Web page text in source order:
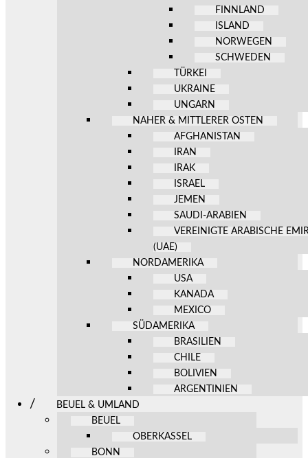
FINNLAND
ISLAND
NORWEGEN
SCHWEDEN
TÜRKEI
UKRAINE
UNGARN
NAHER & MITTLERER OSTEN
AFGHANISTAN
IRAN
IRAK
ISRAEL
JEMEN
SAUDI-ARABIEN
VEREINIGTE ARABISCHE
(UAE)
NORDAMERIKA
USA
KANADA
MEXICO
SÜDAMERIKA
BRASILIEN
CHILE
BOLIVIEN
ARGENTINIEN
BEUEL & UMLAND
BEUEL
OBERKASSEL
BONN